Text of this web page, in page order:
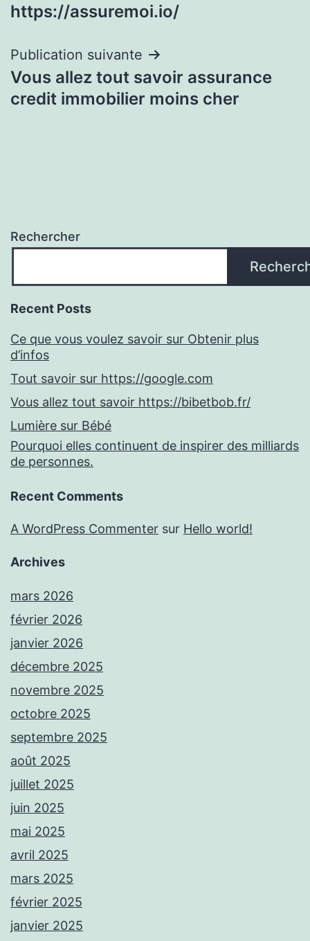
https://assuremoi.io/
Publication suivante
Vous allez tout savoir assurance
credit immobilier moins cher
Rechercher
Recent Posts
Ce que vous voulez savoir sur Obtenir plus
d’infos
Tout savoir sur https://google.com
Vous allez tout savoir https://bibetbob.fr/
Lumière sur Bébé
Pourquoi elles continuent de inspirer des milliards
de personnes.
Recent Comments
A WordPress Commenter sur Hello world!
Archives
mars 2026
février 2026
janvier 2026
décembre 2025
novembre 2025
octobre 2025
septembre 2025
août 2025
juillet 2025
juin 2025
mai 2025
avril 2025
mars 2025
février 2025
janvier 2025